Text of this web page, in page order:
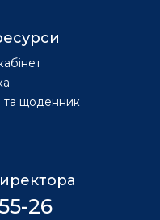
та щоденник
26